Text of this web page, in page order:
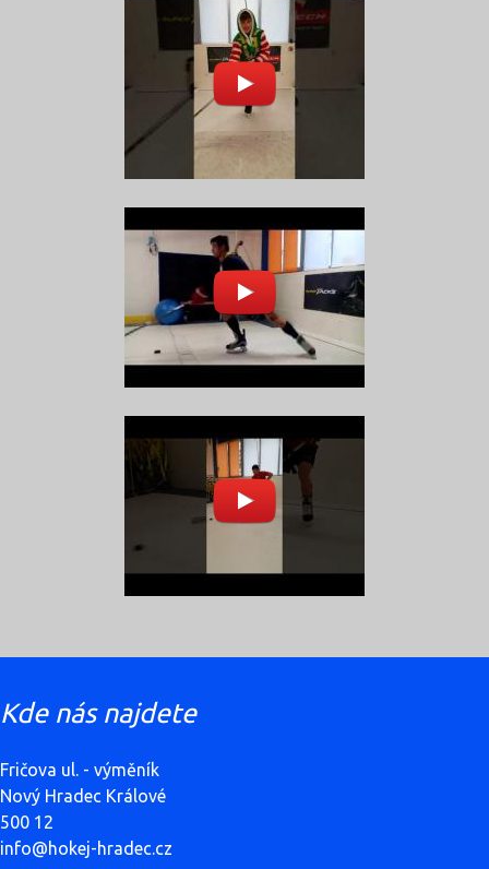
Kde nás najdete
Fričova ul. - výměník
Nový Hradec Králové
500 12
info@hokej-hradec.cz